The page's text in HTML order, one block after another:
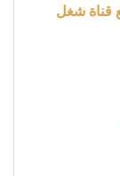
قناة شغل